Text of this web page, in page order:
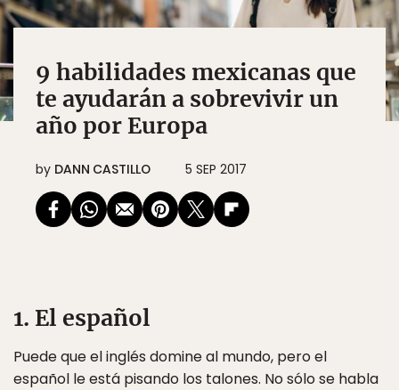
9 habilidades mexicanas que
te ayudarán a sobrevivir un
año por Europa
by DANN CASTILLO 5 SEP 2017
1. El español
Puede que el inglés domine al mundo, pero el
español le está pisando los talones. No sólo se habla